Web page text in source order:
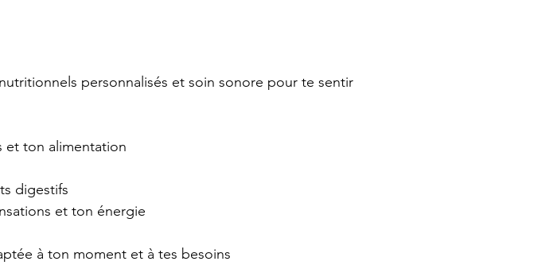
personnalisés et soin sonore pour te sentir
ton alimentation
digestifs
et ton énergie
à ton moment et à tes besoins